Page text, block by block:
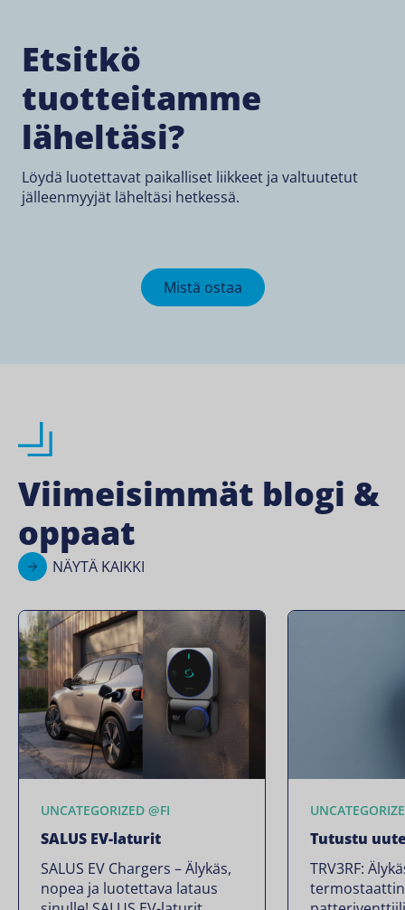
Etsitkö
tuotteitamme
läheltäsi?
Löydä luotettavat paikalliset liikkeet ja valtuutetut
jälleenmyyjät läheltäsi hetkessä.
Mistä ostaa
Viimeisimmät blogi &
oppaat
NÄYTÄ KAIKKI
UNCATEGORIZED @FI
SALUS EV-laturit
SALUS EV Chargers – Älykäs,
nopea ja luotettava lataus
Tutustu
TRV3RF: